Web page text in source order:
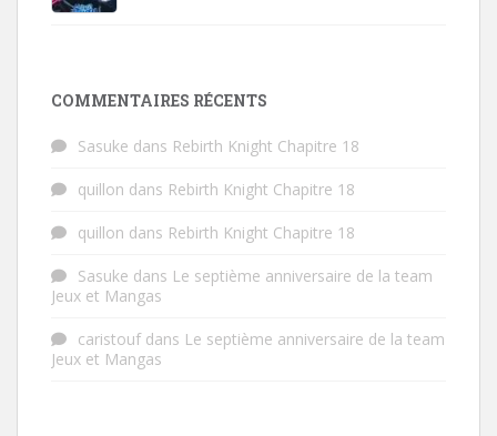
COMMENTAIRES RÉCENTS
Sasuke dans Rebirth Knight Chapitre 18
quillon dans Rebirth Knight Chapitre 18
quillon dans Rebirth Knight Chapitre 18
Sasuke dans Le septième anniversaire de la team
Jeux et Mangas
caristoufdans Le septième anniversaire de la team
Jeux et Mangas